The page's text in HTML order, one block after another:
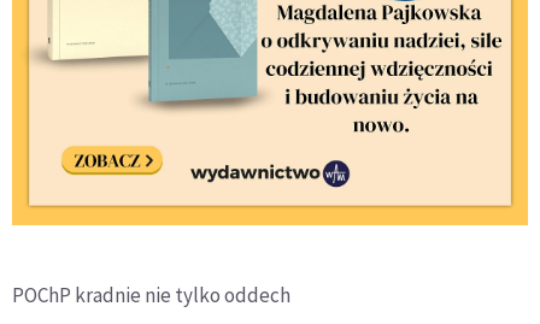
POChP kradnie nie tylko oddech